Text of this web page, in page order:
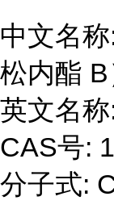
中文名
松内酯 B
英文名
CAS号:
分子式: